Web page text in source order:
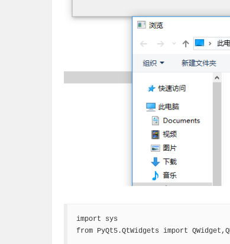
import sys
from PyQt5.QtWidgets import